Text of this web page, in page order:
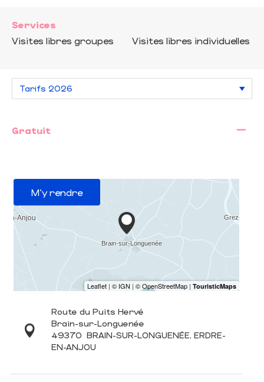
Services
Visites libres groupes
Visites libres individuelles
Gratuit —
M'y rendre
Route du Puits Hervé
Brain-sur-Longuenée
49370 BRAIN-SUR-LONGUENÉE, ERDRE-
EN-ANJOU